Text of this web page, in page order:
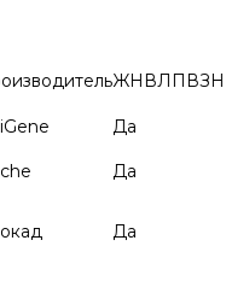
ЖНВЛПВЗН
Да
Да
Да